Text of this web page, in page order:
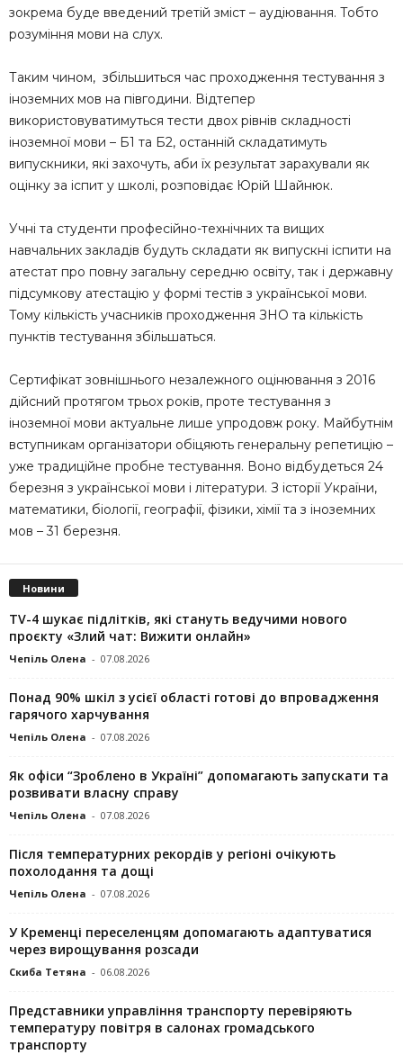
зокрема буде введений третій зміст – аудіювання. Тобто
розуміння мови на слух.
Таким чином, збільшиться час проходження тестування з
іноземних мов на півгодини. Відтепер
використовуватимуться тести двох рівнів складності
іноземної мови – Б1 та Б2, останній складатимуть
випускники, які захочуть, аби їх результат зарахували як
оцінку за іспит у школі, розповідає Юрій Шайнюк.
Учні та студенти професійно-технічних та вищих
навчальних закладів будуть складати як випускні іспити на
атестат про повну загальну середню освіту, так і державну
підсумкову атестацію у формі тестів з української мови.
Тому кількість учасників проходження ЗНО та кількість
пунктів тестування збільшаться.
Сертифікат зовнішнього незалежного оцінювання з 2016
дійсний протягом трьох років, проте тестування з
іноземної мови актуальне лише упродовж року. Майбутнім
вступникам організатори обіцяють генеральну репетицію –
уже традиційне пробне тестування. Воно відбудеться 24
березня з української мови і літератури. З історії України,
математики, біології, географії, фізики, хімії та з іноземних
мов – 31 березня.
Новини
TV-4 шукає підлітків, які стануть ведучими нового
проєкту «Злий чат: Вижити онлайн»
Чепіль Олена - 07.08.2026
Понад 90% шкіл з усієї області готові до впровадження
гарячого харчування
Чепіль Олена - 07.08.2026
Як офіси “Зроблено в Україні” допомагають запускaти та
розвивати власну справу
Чепіль Олена - 07.08.2026
Після температурних рекордів у регіоні очікують
похолодання та дощі
Чепіль Олена - 07.08.2026
У Кременці переселенцям допомагають адаптуватися
через вирощування розсади
Скиба Тетяна - 06.08.2026
Представники управління транспорту перевіряють
температуру повітря в салонах громадського
транспорту